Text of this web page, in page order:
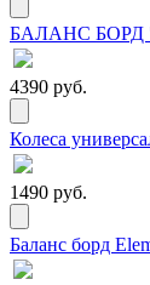
БАЛАНС БОРД
4390 руб.
Колеса
1490 руб.
Баланс борд